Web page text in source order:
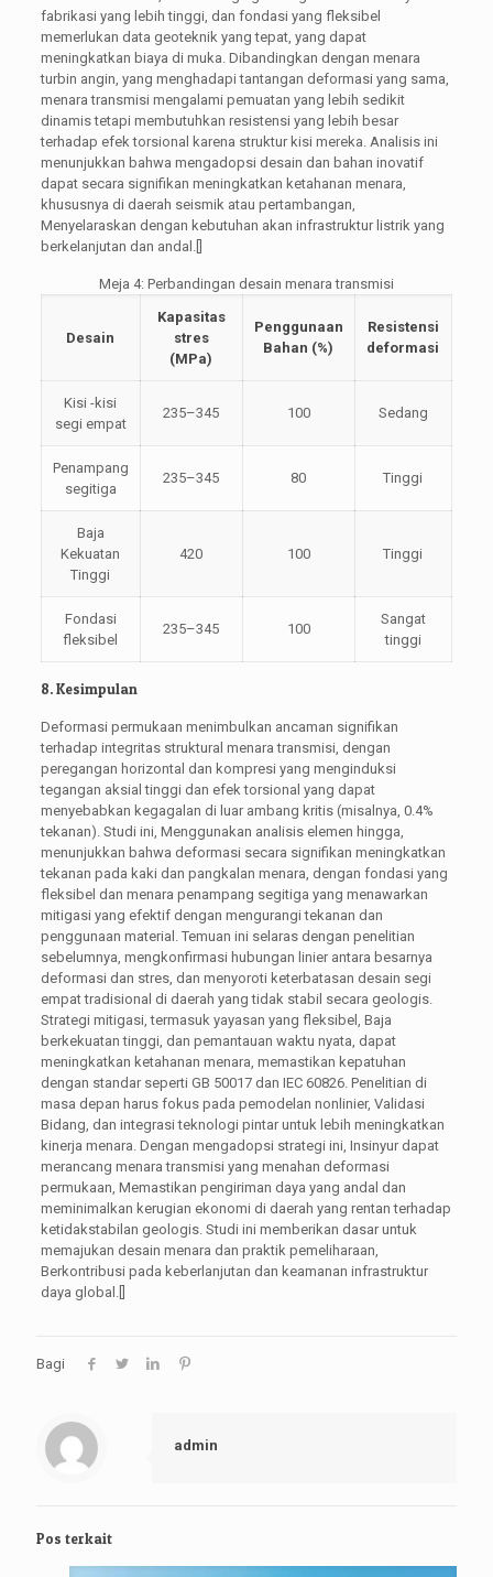
fabrikasi yang lebih tinggi, dan fondasi yang fleksibel
memerlukan data geoteknik yang tepat, yang dapat
meningkatkan biaya di muka. Dibandingkan dengan menara
turbin angin, yang menghadapi tantangan deformasi yang sama,
menara transmisi mengalami pemuatan yang lebih sedikit
dinamis tetapi membutuhkan resistensi yang lebih besar
terhadap efek torsional karena struktur kisi mereka. Analisis ini
menunjukkan bahwa mengadopsi desain dan bahan inovatif
dapat secara signifikan meningkatkan ketahanan menara,
khususnya di daerah seismik atau pertambangan,
Menyelaraskan dengan kebutuhan akan infrastruktur listrik yang
berkelanjutan dan andal.[]
Meja 4: Perbandingan desain menara transmisi
Desain
Kapasitas
stres
(MPa)
Penggunaan
Bahan (%)
Resistensi
deformasi
Kisi -kisi
segi empat
235–345 100 Sedang
Penampang
segitiga
235–345 80 Tinggi
Baja
Kekuatan
Tinggi
420 100 Tinggi
Fondasi
fleksibel
235–345 100
Sangat
tinggi
8. Kesimpulan
Deformasi permukaan menimbulkan ancaman signifikan
terhadap integritas struktural menara transmisi, dengan
peregangan horizontal dan kompresi yang menginduksi
tegangan aksial tinggi dan efek torsional yang dapat
menyebabkan kegagalan di luar ambang kritis (misalnya, 0.4%
tekanan). Studi ini, Menggunakan analisis elemen hingga,
menunjukkan bahwa deformasi secara signifikan meningkatkan
tekanan pada kaki dan pangkalan menara, dengan fondasi yang
fleksibel dan menara penampang segitiga yang menawarkan
mitigasi yang efektif dengan mengurangi tekanan dan
penggunaan material. Temuan ini selaras dengan penelitian
sebelumnya, mengkonfirmasi hubungan linier antara besarnya
deformasi dan stres, dan menyoroti keterbatasan desain segi
empat tradisional di daerah yang tidak stabil secara geologis.
Strategi mitigasi, termasuk yayasan yang fleksibel, Baja
berkekuatan tinggi, dan pemantauan waktu nyata, dapat
meningkatkan ketahanan menara, memastikan kepatuhan
dengan standar seperti GB 50017 dan IEC 60826. Penelitian di
masa depan harus fokus pada pemodelan nonlinier, Validasi
Bidang, dan integrasi teknologi pintar untuk lebih meningkatkan
kinerja menara. Dengan mengadopsi strategi ini, Insinyur dapat
merancang menara transmisi yang menahan deformasi
permukaan, Memastikan pengiriman daya yang andal dan
meminimalkan kerugian ekonomi di daerah yang rentan terhadap
ketidakstabilan geologis. Studi ini memberikan dasar untuk
memajukan desain menara dan praktik pemeliharaan,
Berkontribusi pada keberlanjutan dan keamanan infrastruktur
daya global.[]
Bagi
admin
Pos terkait